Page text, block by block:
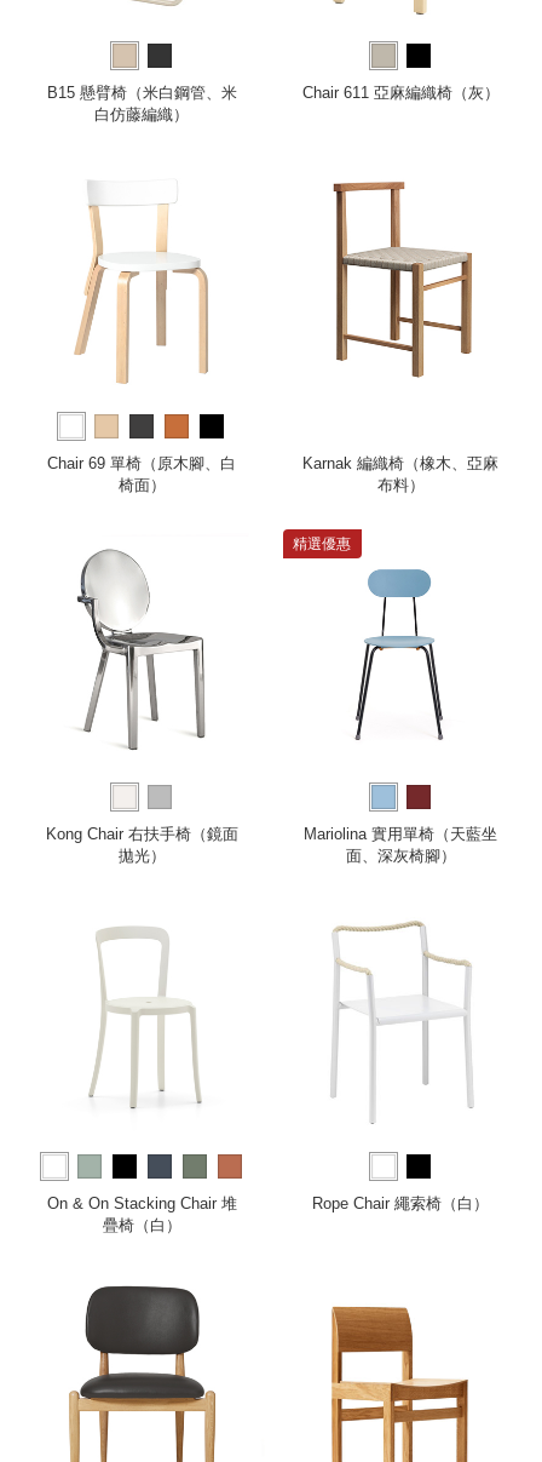
B15 懸臂椅（米白鋼管、米
白仿藤編織）
Chair 611 亞麻編織椅（灰）
Chair 69 單椅（原木腳、白
椅面）
Karnak 編織椅（橡木、亞麻
布料）
Kong Chair 右扶手椅（鏡面
拋光）
精選優惠
Mariolina 實用單椅（天藍坐
面、深灰椅腳）
more
On & On Stacking Chair 堆
疊椅（白）
Rope Chair 繩索椅（白）